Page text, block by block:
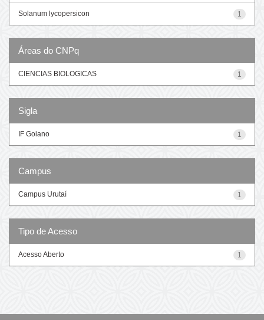
1
Solanum lycopersicon
Áreas do CNPq
1
CIENCIAS BIOLOGICAS
Sigla
1
IF Goiano
Campus
1
Campus Urutaí
Tipo de Acesso
1
Acesso Aberto